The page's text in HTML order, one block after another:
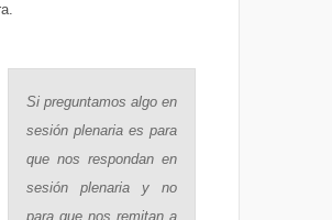
Si preguntamos algo en
sesión plenaria es para
que nos respondan en
sesión plenaria y no
para que nos remitan a